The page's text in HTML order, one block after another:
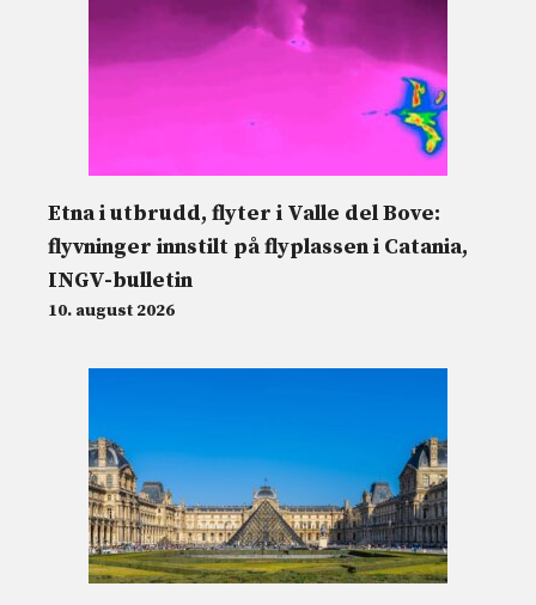
Etna i utbrudd, flyter i Valle del Bove:
flyvninger innstilt på flyplassen i Catania,
INGV-bulletin
10. august 2026